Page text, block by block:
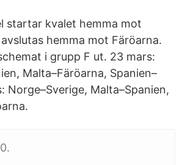
startar kvalet hemma mot
hemma mot Färöarna.
i grupp F ut. 23 mars:
Malta–Färöarna, Spanien–
Norge–Sverige, Malta–Spanien,